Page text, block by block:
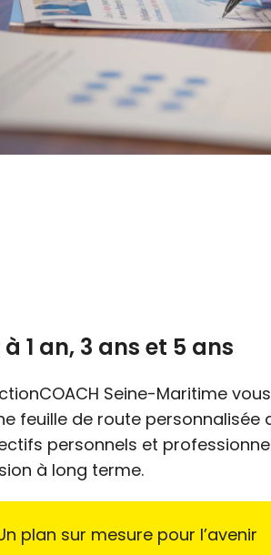
1 an, 3 ans et 5 ans
Seine-Maritime
feuille de route personnalisée
personnels et
à long terme.
plan sur mesure pour l’avenir